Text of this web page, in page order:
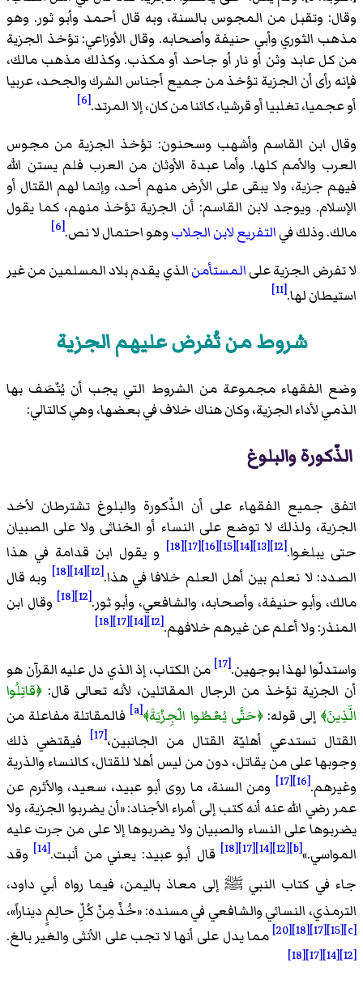
وقال: وتقبل من المجوس بالسنة، وبه قال أحمد وأبو ثور. وهو
مذهب الثوري وأبي حنيفة وأصحابه. وقال الأوزاعي: تؤخذ الجزية
من كل عابد وثن أو نار أو جاحد أو مكذب. وكذلك مذهب مالك،
فإنه رأى أن الجزية تؤخذ من جميع أجناس الشرك والجحد، عربيا
أو عجميا، تغلبيا أو قرشيا، كائنا من كان، إلا المرتد.[6]
وقال ابن القاسم وأشهب وسحنون: تؤخذ الجزية من مجوس
العرب والأمم كلها. وأما عبدة الأوثان من العرب فلم يستن الله
فيهم جزية، ولا يبقى على الأرض منهم أحد، وإنما لهم القتال أو
الإسلام. ويوجد لابن القاسم: أن الجزية تؤخذ منهم، كما يقول
مالك. وذلك فيالتفريعلابن الجلابوهو احتمال لا نص.[6]
لا تفرض الجزية علىالمستأمنالذي يقدم بلاد المسلمين من غير
استيطان لها.[11]
شروط من تُفرض عليهم الجزية
وضع الفقهاء مجموعة من الشروط التي يجب أن يُتّصَف بها
الذمي لأداء الجزية، وكان هناك خلاف في بعضها، وهي كالتالي:
الذّكورة والبلوغ
اتفق جميع الفقهاء على أن الذّكورة والبلوغ تشترطان لأخد
الجزية، ولذلك لا توضع على النساء أو الخناثى ولا على الصبيان
حتى يبلغوا.[12]
[13]
[14]
[15]
[16]
[17]
[18]
و يقول ابن قدامة في هذا
الصدد: لا نعلم بين أهل العلم خلافا في هذا.[12]
[14]
[18]
وبه قال
مالك، وأبو حنيفة، وأصحابه، والشافعي، وأبو ثور.[12]
[18]
وقال ابن
المنذر: ولا أعلم عن غيرهم خلافهم.[12]
[14]
[17]
[18]
واستدلّوا لهذا بوجهين.[17]
من الكتاب، إذ الذي دل عليه القرآن هو
أن الجزية تؤخذ من الرجال المقاتلين، لأنه تعالى قال: ﴿قاتِلُوا
الَّذِينَ﴾ إلى قوله:﴿حَتَّى يُعْطُوا الْجِزْيَةَ﴾[a]
فالمقاتلة مفاعلة من
القتال تستدعي أهليّة القتال من الجانبين،[17]
فيقتضي ذلك
وجوبها على من يقاتل، دون من ليس أهلا للقتال، كالنساء والذرية
وغيرهم.[16]
[17]
ومن السنة، ما روى أبو عبيد، سعيد، والأثرم عن
عمر رضي الله عنه أنه كتب إلى أمراء الأجناد: «أن يضربوا الجزية، ولا
يضربوها على النساء والصبيان ولا يضربوها إلا على من جرت عليه
المواسي.»
[b]
[12]
[14]
[17]
[18] قال أبو عبيد: يعني من أنبت.[14]
وقد
جاء في كتاب النبيﷺ إلى معاذ باليمن، فيما رواه أبي داود،
الترمذي، النسائي والشافعي في مسنده: «خُذْ مِنْ كُلِّ حالِمٍ ديناراً»،
[c]
[15]
[17]
[18]
[20] مما يدل على أنها لا تجب على الأنثى والغير بالغ.
[12]
[14]
[17]
[18]